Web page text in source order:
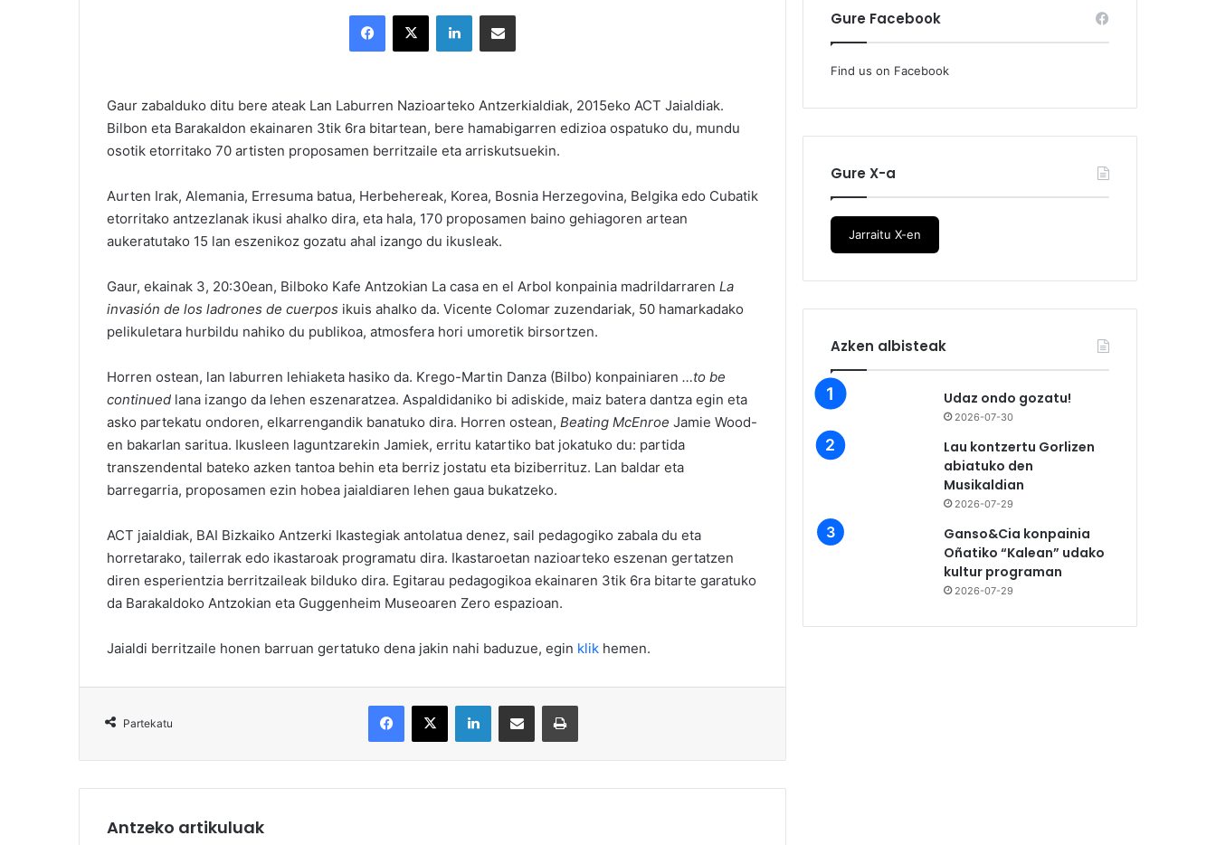
Gaur zabalduko ditu bere ateak Lan Laburren Nazioarteko Antzerkialdiak, 2015eko ACT Jaialdiak.
Bilbon eta Barakaldon ekainaren 3tik 6ra bitartean, bere hamabigarren edizioa ospatuko du, mundu
osotik etorritako 70 artisten proposamen berritzaile eta arriskutsuekin.
Aurten Irak, Alemania, Erresuma batua, Herbehereak, Korea, Bosnia Herzegovina, Belgika edo Cubatik
etorritako antzezlanak ikusi ahalko dira, eta hala, 170 proposamen baino gehiagoren artean
aukeratutako 15 lan eszenikoz gozatu ahal izango du ikusleak.
Gaur, ekainak 3, 20:30ean, Bilboko Kafe Antzokian La casa en el Arbol konpainia madrildarraren La
invasión de los ladrones de cuerpos ikuis ahalko da. Vicente Colomar zuzendariak, 50 hamarkadako
pelikuletara hurbildu nahiko du publikoa, atmosfera hori umoretik birsortzen.
Horren ostean, lan laburren lehiaketa hasiko da. Krego-Martin Danza (Bilbo) konpainiaren …to be
continued lana izango da lehen eszenaratzea. Aspaldidaniko bi adiskide, maiz batera dantza egin eta
asko partekatu ondoren, elkarrengandik banatuko dira. Horren ostean, Beating McEnroe Jamie Wood-
en bakarlan saritua. Ikusleen laguntzarekin Jamiek, erritu katartiko bat jokatuko du: partida
transzendental bateko azken tantoa behin eta berriz jostatu eta biziberrituz. Lan baldar eta
barregarria, proposamen ezin hobea jaialdiaren lehen gaua bukatzeko.
ACT jaialdiak, BAI Bizkaiko Antzerki Ikastegiak antolatua denez, sail pedagogiko zabala du eta
horretarako, tailerrak edo ikastaroak programatu dira. Ikastaroetan nazioarteko eszenan gertatzen
diren esperientzia berritzaileak bilduko dira. Egitarau pedagogikoa ekainaren 3tik 6ra bitarte garatuko
da Barakaldoko Antzokian eta Guggenheim Museoaren Zero espazioan.
Jaialdi berritzaile honen barruan gertatuko dena jakin nahi baduzue, egin klik hemen.
Partekatu
Antzeko artikuluak
Gure Facebook
Find us on Facebook
Gure X-a
Jarraitu X-en
Azken albisteak
Udaz ondo gozatu!
2026-07-30
Lau kontzertu Gorlizen
abiatuko den
Musikaldian
2026-07-29
Ganso&Cia konpainia
Oñatiko “Kalean” udako
kultur programan
2026-07-29